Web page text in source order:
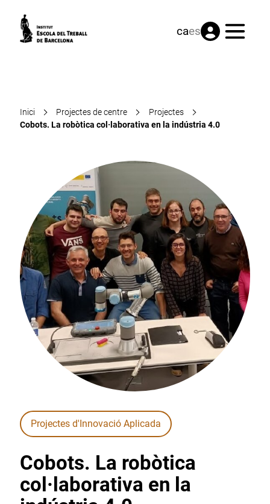
caes Menú
Inici Projectes de centre
Projectes
Cobots. La robòtica col·laborativa en la indústria 4.0
Projectes d'Innovació Aplicada
Cobots. La robòtica
col·laborativa en la